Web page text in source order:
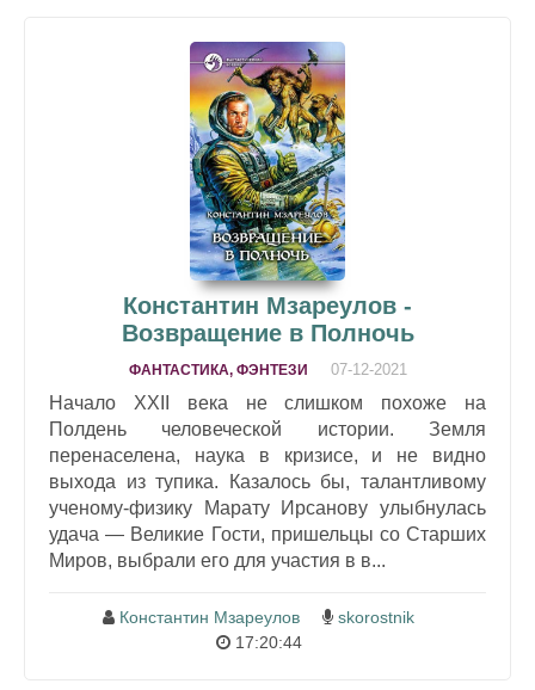
Константин Мзареулов -
Возвращение в Полночь
ФАНТАСТИКА, ФЭНТЕЗИ 07-12-2021
Начало XXII века не слишком похоже на
Полдень человеческой истории. Земля
перенаселена, наука в кризисе, и не видно
выхода из тупика. Казалось бы, талантливому
ученому-физику Марату Ирсанову улыбнулась
удача — Великие Гости, пришельцы со Старших
Миров, выбрали его для участия в в...
Константин Мзареулов
skorostnik
17:20:44